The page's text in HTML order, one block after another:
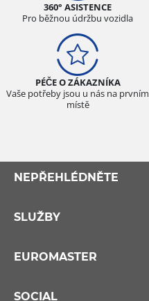
360° ASISTENCE
Pro běžnou údržbu vozidla
PÉČE O ZÁKAZNÍKA
Vaše potřeby jsou u nás na prvním
místě
NEPŘEHLÉDNĚTE
SLUŽBY
EUROMASTER
SOCIAL